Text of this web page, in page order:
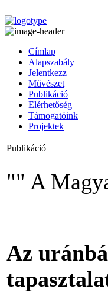
Címlap
Alapszabály
Jelentkezz
Művészet
Publikáció
Elérhetőség
Támogatóink
Projektek
Publikáció
"" A
Az